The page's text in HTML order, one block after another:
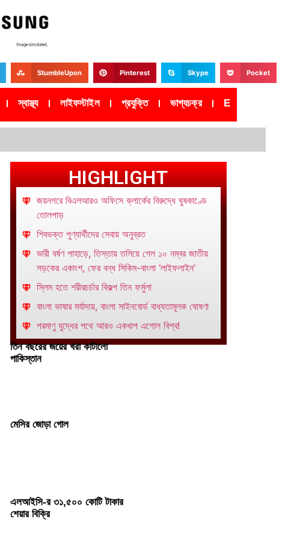
StumbleUpon Pinterest Skype Pocket
স্বাস্থ্য লাইফস্টাইল প্রযুক্তি ভাগ্যচক্র Epaper
HIGHLIGHT
জয়নগরে বিএলআরও অফিসে ক্লার্কের বিরুদ্ধে ঘুষকাণ্ডে
তোলপাড়
শিবভক্ত পুণ্যার্থীদের সেবায় অনুব্রত
ভারী বর্ষণ পাহাড়ে, তিস্তায় তলিয়ে গেল ১০ নম্বর জাতীয়
সড়কের একাংশ, ফের বন্ধ সিকিম-বাংলা ‘লাইফলাইন’
স্লিম হতে শরীরচর্চার বিকল্প তিন ফর্মুলা
বাংলা ভাষার মর্যাদায়, বাংলা সাইনবোর্ড বাধ্যতামূলক ঘোষণা
পরমাণু যুদ্ধের পথে আরও একধাপ এগোল বিশ্ব!
তিন বছরের জয়ের খরা কাটালো
পাকিস্তান
মেসির জোড়া গোল
এলআইসি-র ৩১,৫০০ কোটি টাকার
শেয়ার বিক্রি